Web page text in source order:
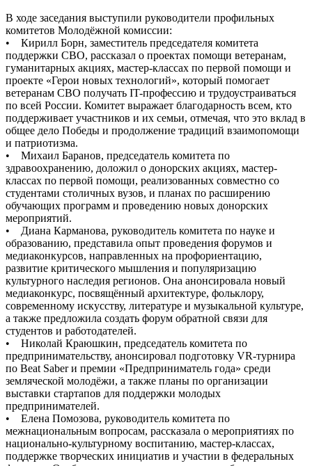
В ходе заседания выступили руководители профильных
комитетов Молодёжной комиссии:
• Кирилл Борн, заместитель председателя комитета
поддержки СВО, рассказал о проектах помощи ветеранам,
гуманитарных акциях, мастер-классах по первой помощи и
проекте «Герои новых технологий», который помогает
ветеранам СВО получать IT-профессию и трудоустраиваться
по всей России. Комитет выражает благодарность всем, кто
поддерживает участников и их семьи, отмечая, что это вклад в
общее дело Победы и продолжение традиций взаимопомощи
и патриотизма.
• Михаил Баранов, председатель комитета по
здравоохранению, доложил о донорских акциях, мастер-
классах по первой помощи, реализованных совместно со
студентами столичных вузов, и планах по расширению
обучающих программ и проведению новых донорских
мероприятий.
• Диана Карманова, руководитель комитета по науке и
образованию, представила опыт проведения форумов и
медиаконкурсов, направленных на профориентацию,
развитие критического мышления и популяризацию
культурного наследия регионов. Она анонсировала новый
медиаконкурс, посвящённый архитектуре, фольклору,
современному искусству, литературе и музыкальной культуре,
а также предложила создать форум обратной связи для
студентов и работодателей.
• Николай Краюшкин, председатель комитета по
предпринимательству, анонсировал подготовку VR-турнира
по Beat Saber и премии «Предприниматель года» среди
земляческой молодёжи, а также планы по организации
выставки стартапов для поддержки молодых
предпринимателей.
• Елена Помозова, руководитель комитета по
межнациональным вопросам, рассказала о мероприятиях по
национально-культурному воспитанию, мастер-классах,
поддержке творческих инициатив и участии в федеральных